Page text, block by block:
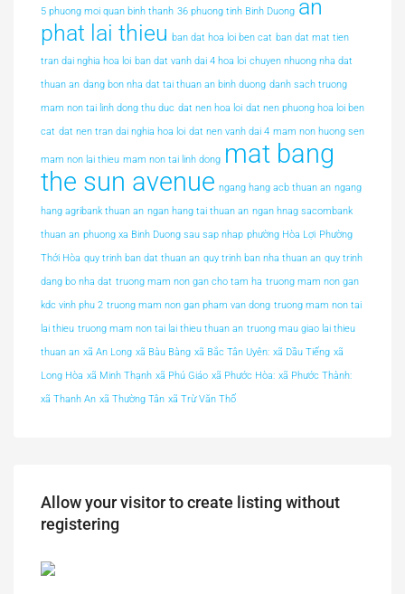
5 phuong moi quan binh thanh 36 phuong tinh Binh Duong an
phat lai thieu ban dat hoa loi ben cat ban dat mat tien
tran dai nghia hoa loi ban dat vanh dai 4 hoa loi chuyen nhuong nha dat
thuan an dang bon nha dat tai thuan an binh duong danh sach truong
mam non tai linh dong thu duc dat nen hoa loi dat nen phuong hoa loi ben
cat dat nen tran dai nghia hoa loi dat nen vanh dai 4 mam non huong sen
mam non lai thieu mam non tai linh dong mat bang
the sun avenue ngang hang acb thuan an ngang
hang agribank thuan an ngan hang tai thuan an ngan hnag sacombank
thuan an phuong xa Binh Duong sau sap nhap phường Hòa Lợi Phường
Thới Hòa quy trinh ban dat thuan an quy trinh ban nha thuan an quy trinh
dang bo nha dat truong mam non gan cho tam ha truong mam non gan
kdc vinh phu 2 truong mam non gan pham van dong truong mam non tai
lai thieu truong mam non tai lai thieu thuan an truong mau giao lai thieu
thuan an xã An Long xã Bàu Bàng xã Bắc Tân Uyên: xã Dầu Tiếng xã
Long Hòa xã Minh Thạnh xã Phú Giáo xã Phước Hòa: xã Phước Thành:
xã Thanh An xã Thường Tân xã Trừ Văn Thố
Allow your visitor to create listing without
registering